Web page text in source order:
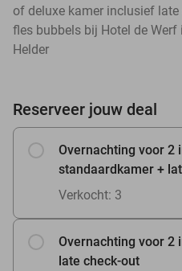
of deluxe kamer inclusief late
fles bubbels bij Hotel de
Helder
Reserveer jouw deal
Overnachting voor 2
standaardkamer +
Verkocht: 3
Overnachting voor 2
late check-out